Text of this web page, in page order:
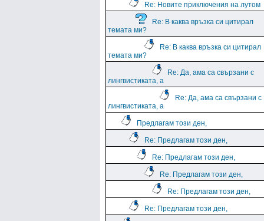
Re: Новите приключения на лутом
Re: В каква връзка си цитирал
темата ми?
Re: В каква връзка си цитирал
темата ми?
Re: Да, ама са свързани с
лингвистиката, а
Re: Да, ама са свързани с
лингвистиката, а
Предлагам този ден,
Re: Предлагам този ден,
Re: Предлагам този ден,
Re: Предлагам този ден,
Re: Предлагам този ден,
Re: Предлагам този ден,